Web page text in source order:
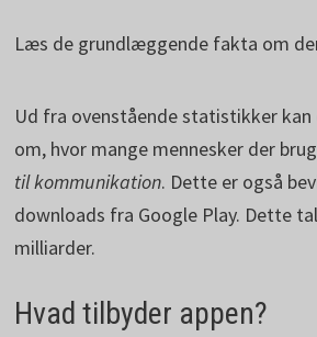
Læs de grundlæggende fakta om
Ud fra ovenstående statistikker
om, hvor mange mennesker der
til kommunikation. Dette er også
downloads fra Google Play. Dette
milliarder.
Hvad tilbyder appen?